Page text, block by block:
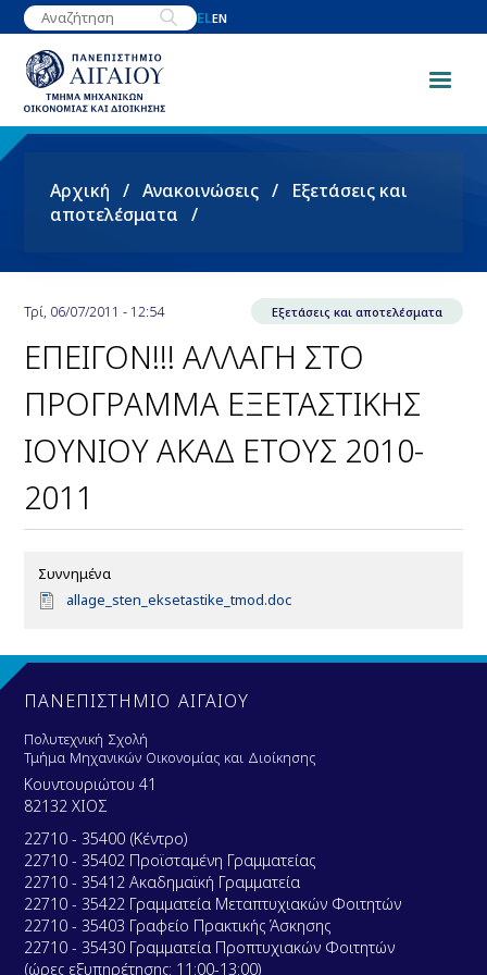
Παράκαμψη
προς
κυρίως
περιεχόμενο
ELEN
Breadcrumb
Αρχική Ανακοινώσεις
Εξετάσεις και
αποτελέσματα
Τρί, 06/07/2011 - 12:54 Εξετάσεις και αποτελέσματα
ΕΠΕΙΓΟΝ!!! ΑΛΛΑΓΗ ΣΤΟ
ΠΡΟΓΡΑΜΜΑ ΕΞΕΤΑΣΤΙΚΗΣ
ΙΟΥΝΙΟΥ ΑΚΑΔ ΕΤΟΥΣ 2010-
2011
Συννημένα
D
u
e
n
t
allage_sten_eksetastike_tmod.doc
ΠΑΝΕΠΙΣΤΗΜΙΟ ΑΙΓΑΙΟΥ
Πολυτεχνική Σχολή
Τμήμα Μηχανικών Οικονομίας και Διοίκησης
Κουντουριώτου 41
82132 ΧΙΟΣ
22710 - 35400 (Κέντρο)
22710 - 35402 Προϊσταμένη Γραμματείας
22710 - 35412 Ακαδημαϊκή Γραμματεία
22710 - 35422 Γραμματεία Μεταπτυχιακών Φοιτητών
22710 - 35403 Γραφείο Πρακτικής Άσκησης
22710 - 35430 Γραμματεία Προπτυχιακών Φοιτητών
(ώρες εξυπηρέτησης: 11:00-13:00)